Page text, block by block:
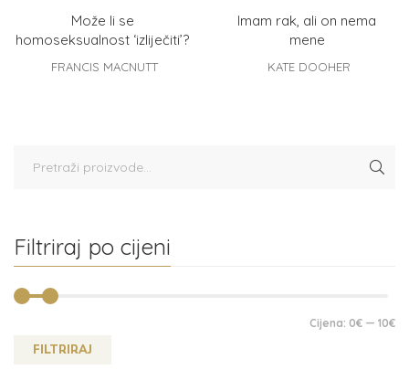
Može li se
homoseksualnost ‘izliječiti’?
FRANCIS MACNUTT
Imam rak, ali on nema
mene
KATE DOOHER
Filtriraj po cijeni
FILTRIRAJ
Cijena: 0€ — 10€